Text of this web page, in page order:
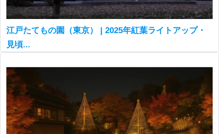
江戸たてもの園（東京） | 2025年紅葉ライトアップ・
見頃...